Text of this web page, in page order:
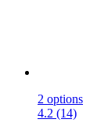
2 options
4.2 (14)